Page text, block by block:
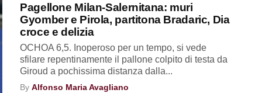
Pagellone Milan-Salernitana: muri
Gyomber e Pirola, partitona Bradaric, Dia
croce e delizia
OCHOA 6,5. Inoperoso per un tempo, si vede
sfilare repentinamente il pallone colpito di testa da
Giroud a pochissima distanza dalla...
ByAlfonso Maria Avagliano